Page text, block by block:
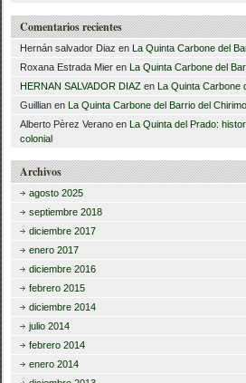
Comentarios recientes
Hernán salvador Diaz en La Quinta Carbone del
Roxana Estrada Mier en La Quinta Carbone del
HERNAN SALVADOR DIAZ en La Quinta Carbone
Guillian en La Quinta Carbone del Barrio del
Alberto Pèrez Verano en La Quinta del Prado:
colonial
Archivos
agosto 2025
septiembre 2018
diciembre 2017
enero 2017
diciembre 2016
febrero 2015
diciembre 2014
julio 2014
febrero 2014
enero 2014